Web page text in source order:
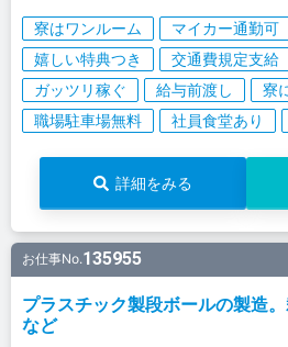
寮はワンルーム マイカー通勤可
嬉しい特典つき
交通費規定支給
ガッツリ稼ぐ
給与前渡し
寮
職場駐車場無料
社員食堂あり
詳細をみる
お仕事No.135955
プラスチック製段ボールの製造
など